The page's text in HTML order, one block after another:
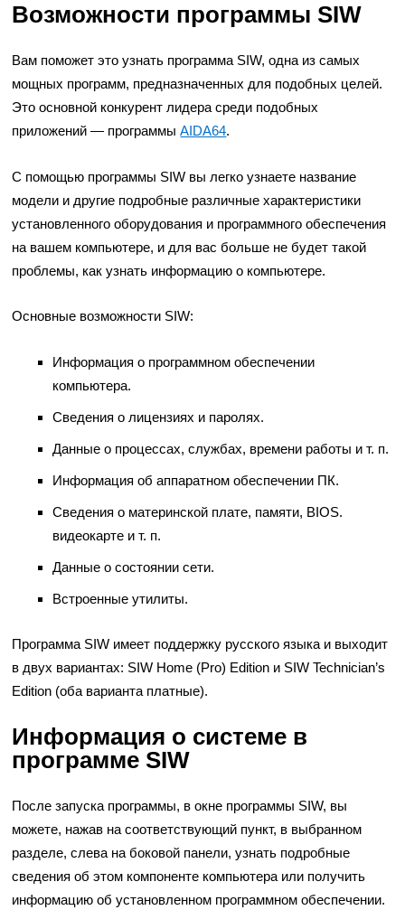
Возможности программы SIW
Вам поможет это узнать программа SIW, одна из самых
мощных программ, предназначенных для подобных целей.
Это основной конкурент лидера среди подобных
приложений — программыAIDA64.
С помощью программы SIW вы легко узнаете название
модели и другие подробные различные характеристики
установленного оборудования и программного обеспечения
на вашем компьютере, и для вас больше не будет такой
проблемы, как узнать информацию о компьютере.
Основные возможности SIW:
Информация о программном обеспечении
компьютера.
Сведения о лицензиях и паролях.
Данные о процессах, службах, времени работы и т. п.
Информация об аппаратном обеспечении ПК.
Сведения о материнской плате, памяти, BIOS.
видеокарте и т. п.
Данные о состоянии сети.
Встроенные утилиты.
Программа SIW имеет поддержку русского языка и выходит
в двух вариантах: SIW Home (Pro) Edition и SIW Technician’s
Edition (оба варианта платные).
Информация о системе в
программе SIW
После запуска программы, в окне программы SIW, вы
можете, нажав на соответствующий пункт, в выбранном
разделе, слева на боковой панели, узнать подробные
сведения об этом компоненте компьютера или получить
информацию об установленном программном обеспечении.